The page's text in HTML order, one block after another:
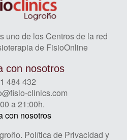
uno de los Centros de la red
de FisioOnline
con nosotros
484 432
clinics.com
a 21:00h.
con nosotros
Política de Privacidad y